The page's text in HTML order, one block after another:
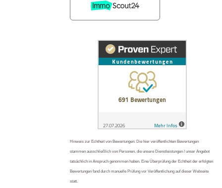
Hinweis zur Echtheit von Bewertungen: Die hier veröffentlichten Bewertungen
stammen ausschließlich von Personen, die unsere Dienstleistungen / unser Angebot
tatsächlich in Anspruch genommen haben. Eine Überprüfung der Echtheit der erfolgten
Bewertungen fand durch manuelle Prüfung vor Veröffentlichung auf dieser Webseite
statt.